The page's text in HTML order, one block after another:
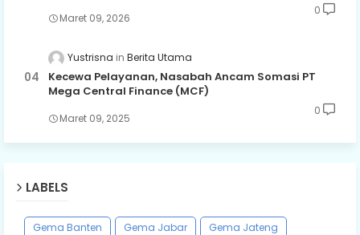
Maret 09, 2026
0
Yustrisna Berita Utama
Kecewa Pelayanan, Nasabah Ancam Somasi PT
Mega Central Finance (MCF)
Maret 09, 2025
0
LABELS
Gema Banten Gema Jabar
Gema Jateng